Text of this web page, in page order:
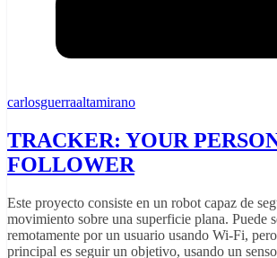
carlosguerraaltamirano
TRACKER: YOUR
FOLLOWER
Este proyecto consiste en un robot capaz de
movimiento sobre una superficie plana. Puede
remotamente por un usuario usando Wi-Fi,
principal es seguir un objetivo, usando un